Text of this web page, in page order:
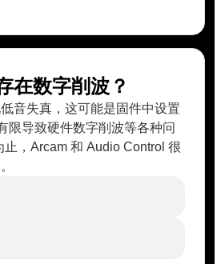
在数字削波？
音失真，这可能是固件中设置
限导致硬件数字削波等各种问
，Arcam 和 Audio Control 很